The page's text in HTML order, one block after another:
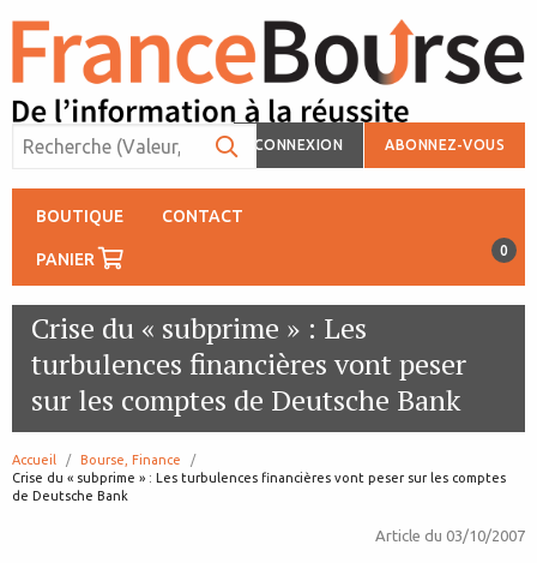
CONNEXION ABONNEZ-VOUS
BOUTIQUE CONTACT
PANIER 0
Crise du « subprime » : Les
turbulences financières vont peser
sur les comptes de Deutsche Bank
Accueil
Bourse, Finance
page:
Crise du « subprime » : Les turbulences financières vont peser sur les comptes
de Deutsche Bank
Article du 03/10/2007